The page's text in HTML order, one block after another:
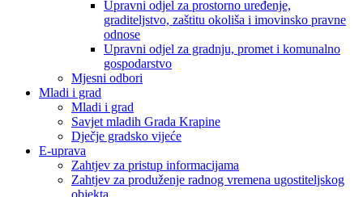
Upravni odjel za prostorno uređenje,
graditeljstvo, zaštitu okoliša i imovinsko pravne
odnose
Upravni odjel za gradnju, promet i komunalno
gospodarstvo
Mjesni odbori
Mladi i grad
Mladi i grad
Savjet mladih Grada Krapine
Dječje gradsko vijeće
E-uprava
Zahtjev za pristup informacijama
Zahtjev za produženje radnog vremena ugostiteljskog
objekta